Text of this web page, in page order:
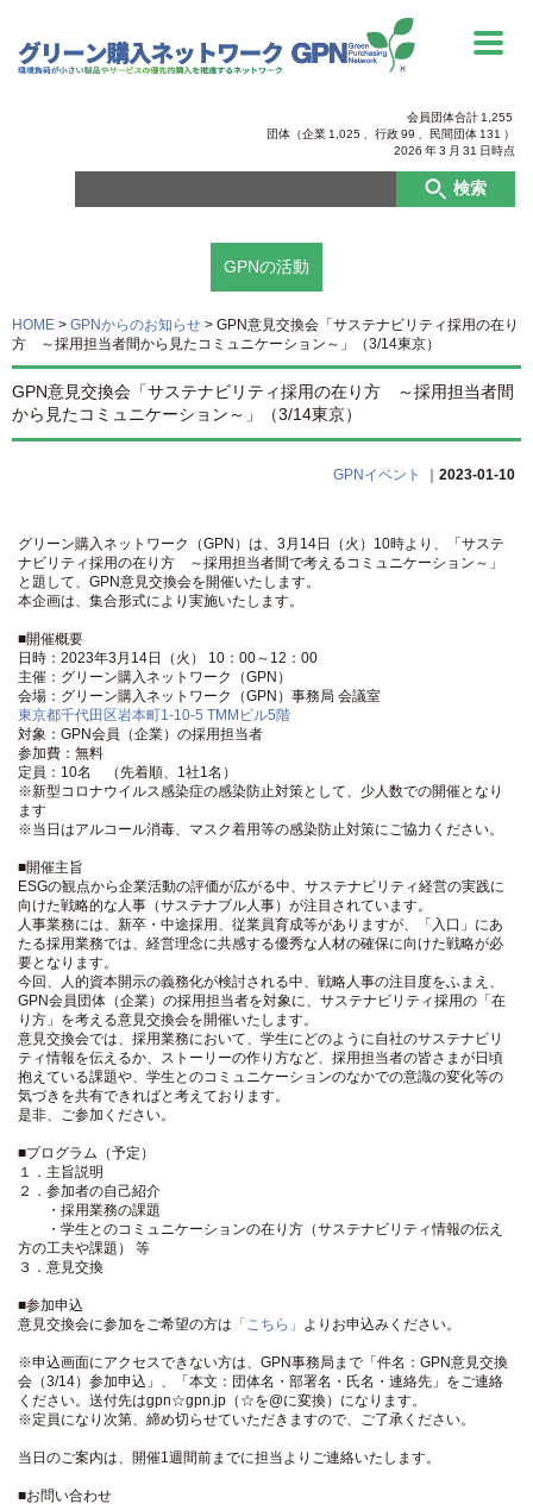
会員団体合計 1,255
団体（企業 1,025 、行政99 民間団体 131 ）
2026 年3 月 31 日時点
検索
GPNの活動
HOME > GPNからのお知らせ > GPN意見交換会「サステナビリティ採用の在り
方 ～採用担当者間から見たコミュニケーション～」（3/14東京）
GPN意見交換会「サステナビリティ採用の在り方 ～採用担当者間
から見たコミュニケーション～」（3/14東京）
GPNイベント ｜ 2023-01-10
グリーン購入ネットワーク（GPN）は、3月14日（火）10時より、「サステ
ナビリティ採用の在り方 ～採用担当者間で考えるコミュニケーション～」
と題して、GPN意見交換会を開催いたします。
本企画は、集合形式により実施いたします。
■開催概要
日時：2023年3月14日（火） 10：00～12：00
主催：グリーン購入ネットワーク（GPN）
会場：グリーン購入ネットワーク（GPN）事務局 会議室
東京都千代田区岩本町1-10-5 TMMビル5階
対象：GPN会員（企業）の採用担当者
参加費：無料
定員：10名 （先着順、1社1名）
※新型コロナウイルス感染症の感染防止対策として、少人数での開催となり
ます
※当日はアルコール消毒、マスク着用等の感染防止対策にご協力ください。
■開催主旨
ESGの観点から企業活動の評価が広がる中、サステナビリティ経営の実践に
向けた戦略的な人事（サステナブル人事）が注目されています。
人事業務には、新卒・中途採用、従業員育成等がありますが、「入口」にあ
たる採用業務では、経営理念に共感する優秀な人材の確保に向けた戦略が必
要となります。
今回、人的資本開示の義務化が検討される中、戦略人事の注目度をふまえ、
GPN会員団体（企業）の採用担当者を対象に、サステナビリティ採用の「在
り方」を考える意見交換会を開催いたします。
意見交換会では、採用業務において、学生にどのように自社のサステナビリ
ティ情報を伝えるか、ストーリーの作り方など、採用担当者の皆さまが日頃
抱えている課題や、学生とのコミュニケーションのなかでの意識の変化等の
気づきを共有できればと考えております。
是非、ご参加ください。
■プログラム（予定）
１．主旨説明
２．参加者の自己紹介
・採用業務の課題
・学生とのコミュニケーションの在り方（サステナビリティ情報の伝え
方の工夫や課題） 等
３．意見交換
■参加申込
意見交換会に参加をご希望の方は 「こちら」 よりお申込みください。
※申込画面にアクセスできない方は、GPN事務局まで「件名：GPN意見交換
会（3/14）参加申込」、「本文：団体名・部署名・氏名・連絡先」をご連絡
ください。送付先はgpn☆gpn.jp（☆を@に変換）になります。
※定員になり次第、締め切らせていただきますので、ご了承ください。
当日のご案内は、開催1週間前までに担当よりご連絡いたします。
■お問い合わせ